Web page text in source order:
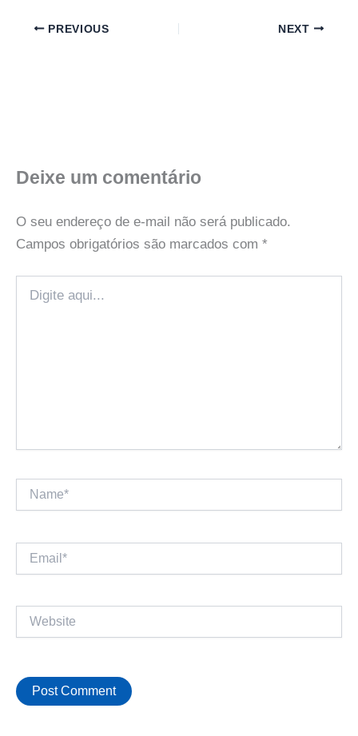
PREVIOUS NEXT
Deixe um comentário
O seu endereço de e-mail não será publicado.
Campos obrigatórios são marcados com *
aqui...
Website